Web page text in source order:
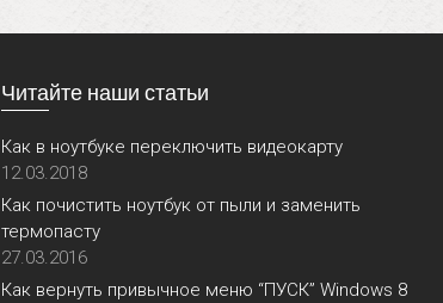
Читайте наши статьи
Как в ноутбуке переключить видеокарту
12.03.2018
Как почистить ноутбук от пыли и заменить
термопасту
27.03.2016
Как вернуть привычное меню “ПУСК” Windows 8